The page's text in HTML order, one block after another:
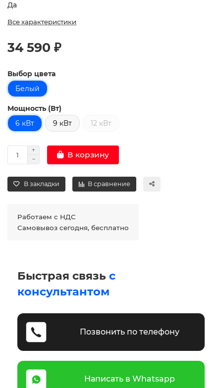
Да
Все характеристики
34 590 ₽
Выбор цвета
Белый
Мощность (Вт)
6 кВт
9 кВт 12 кВт
В корзину
В закладки В сравнение
Работаем с НДС
Самовывоз сегодня, бесплатно
Быстрая связь с
консультантом
Позвонить по телефону
Написать в Whatsapp